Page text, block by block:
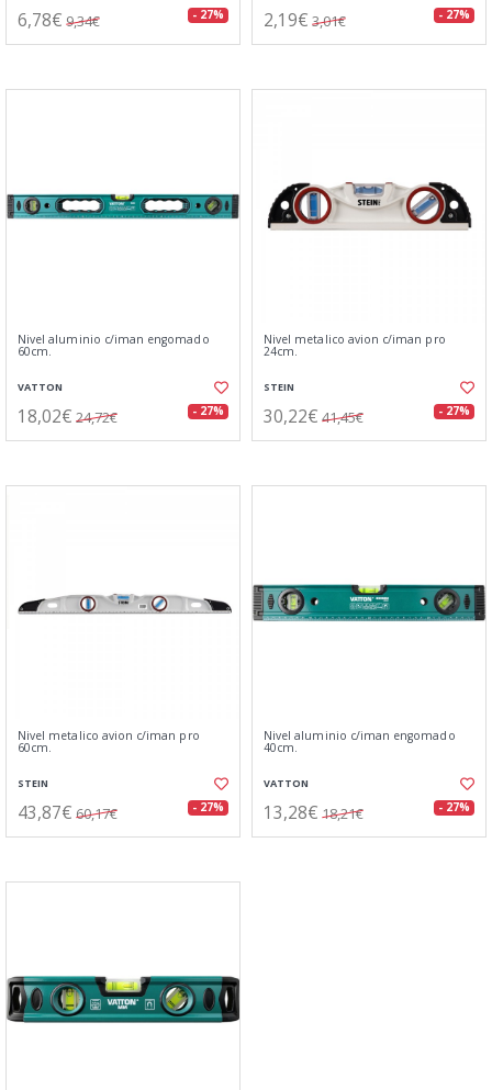
6,78€ 9,34€ - 27% 2,19€ 3,01€ - 27%
Nivel aluminio c/iman engomado
60cm.
VATTON
18,02€ 24,72€ - 27%
Nivel metalico avion c/iman pro
24cm.
STEIN
30,22€ 41,45€ - 27%
Nivel metalico avion c/iman pro
60cm.
STEIN
43,87€ 60,17€ - 27%
Nivel aluminio c/iman engomado
40cm.
VATTON
13,28€ 18,21€ - 27%